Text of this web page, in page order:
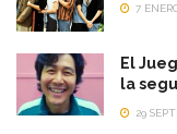
7
El
la
29